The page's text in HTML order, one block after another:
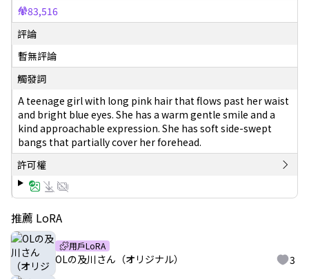
83,516
評論
暫無評論
觸發詞
A teenage girl with long pink hair that flows past her waist
and bright blue eyes. She has a warm gentle smile and a
kind approachable expression. She has soft side-swept
bangs that partially cover her forehead.
許可權
推薦 LoRA
用戶LoRA
OLの及川さん（オリジナル） 3